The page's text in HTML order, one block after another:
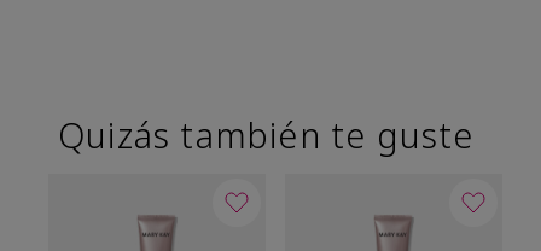
Quizás también te guste